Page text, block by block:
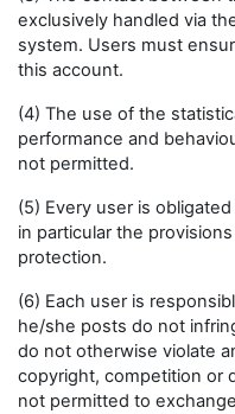
exclusively handled via
system. Users must
this account.
(4) The use of the
performance and
not permitted.
(5) Every user is
in particular the
protection.
(6) Each user is
he/she posts do not
do not otherwise violate
copyright, competition or
not permitted to